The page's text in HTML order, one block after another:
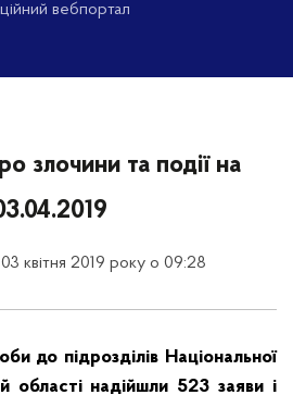
вебпортал
злочини та події на
квітня 2019 року о 09:28
до підрозділів Національної
області надійшли 523 заяви і